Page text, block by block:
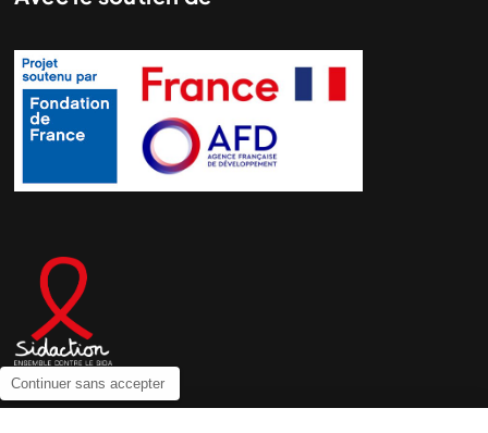
Continuer sans accepter